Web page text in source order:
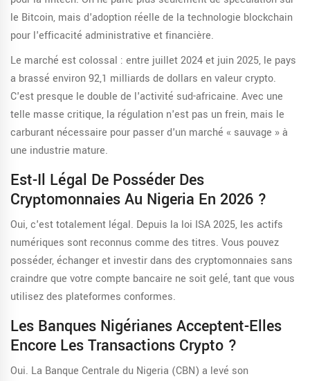
le Bitcoin, mais d'adoption réelle de la technologie blockchain
pour l'efficacité administrative et financière.
Le marché est colossal : entre juillet 2024 et juin 2025, le pays
a brassé environ 92,1 milliards de dollars en valeur crypto.
C'est presque le double de l'activité sud-africaine. Avec une
telle masse critique, la régulation n'est pas un frein, mais le
carburant nécessaire pour passer d'un marché « sauvage » à
une industrie mature.
Est-Il Légal De Posséder Des
Cryptomonnaies Au Nigeria En 2026 ?
Oui, c'est totalement légal. Depuis la loi ISA 2025, les actifs
numériques sont reconnus comme des titres. Vous pouvez
posséder, échanger et investir dans des cryptomonnaies sans
craindre que votre compte bancaire ne soit gelé, tant que vous
utilisez des plateformes conformes.
Les Banques Nigérianes Acceptent-Elles
Encore Les Transactions Crypto ?
Oui. La Banque Centrale du Nigeria (CBN) a levé son